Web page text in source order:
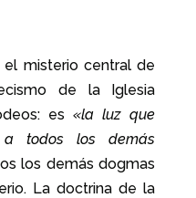
Trinidad de la
el misterio central de
de la Iglesia
es«la luz que
todos los demás
los demás dogmas
La doctrina de la